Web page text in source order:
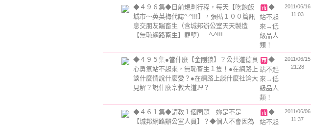
◆４９６集◆目前規劃行程，每天【吃飽飯
城市～英英梅代誌^-^!!!】，張貼１００篇訊
息交朋友踹畜生（含城邦辦公室天天製造
【無恥網路畜生】罪孽）...^-^!!!
◆
站不起
來→低
級品人
類！
2011/06/16
11:03
◆４９５集●當什麼【金剛狼】？公共道德良
心勇氣站不起來，無恥畜生１隻！●在網路上
談什麼情說什麼愛？●在網路上談什麼社論大
見解？說什麼宗教大道理？
◆
站不起
來→低
級品人
類！
2011/06/15
21:28
◆４６１集◆請教１個問題 妳是不是
【城邦網路辦公室人員】？◆個人不會因為
◆
站不起
2011/06/06
11:37